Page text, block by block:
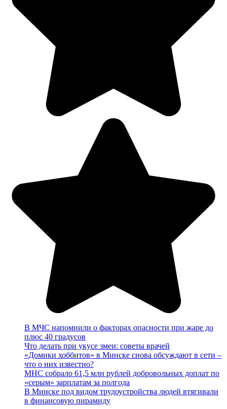
В МЧС напомнили о факторах опасности при жаре до
плюс 40 градусов
Что делать при укусе змеи: советы врачей
«Домики хоббитов» в Минске снова обсуждают в сети –
что о них известно?
МНС собрало 61,5 млн рублей добровольных доплат по
«серым» зарплатам за полгода
В Минске под видом трудоустройства людей втягивали
в финансовую пирамиду